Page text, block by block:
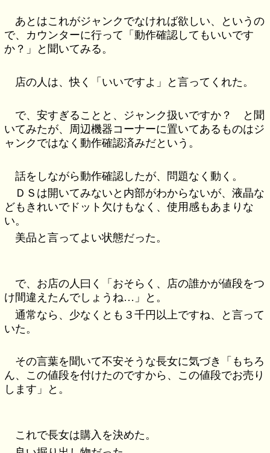
あとはこれがジャンクでなければ欲しい、というの
で、カウンターに行って「動作確認してもいいです
か？」と聞いてみる。
店の人は、快く「いいですよ」と言ってくれた。
で、安すぎることと、ジャンク扱いですか？ と聞
いてみたが、周辺機器コーナーに置いてあるものはジ
ャンクではなく動作確認済みだという。
話をしながら動作確認したが、問題なく動く。
ＤＳは開いてみないと内部がわからないが、液晶な
どもきれいでドット欠けもなく、使用感もあまりな
い。
美品と言ってよい状態だった。
で、お店の人曰く「おそらく、店の誰かが値段をつ
け間違えたんでしょうね…」と。
通常なら、少なくとも３千円以上ですね、と言って
いた。
その言葉を聞いて不安そうな長女に気づき「もちろ
ん、この値段を付けたのですから、この値段でお売り
します」と。
これで長女は購入を決めた。